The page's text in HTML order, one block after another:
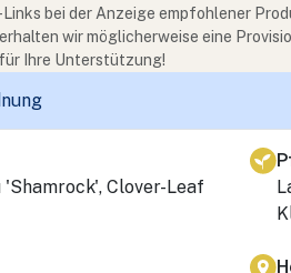
bei der Anzeige empfohlener
wir möglicherweise eine
Ihre Unterstützung!
Clover-Leaf